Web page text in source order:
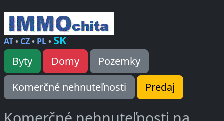
AT• CZ• PL• SK
Byty Domy
Pozemky
Komerčné nehnuteľnosti
Predaj